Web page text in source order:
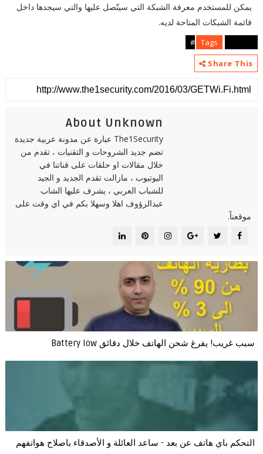
يمكن للمستخدم معرفة الشبكة التي سيتّصل عليها والتي سيجدها داخل
قائمة الشبكات المتاحة لديه.
Tags
Share This
About Unknown
The1Security عبارة عن مدونة عربية جديدة
تضم جديد الشروحات و التقنيات ، تقدم من
خلال مقالات او حلقات على قناتنا في
اليوتيوب ، مازالت تقدم الجديد و الجيد
للشباب العربي ، يشرف عليها الشاب
عبدالرؤوف اهلا وسهلا بكم في اي وقت على
موقعناً.
سبب غريب! يفرغ شحن الهاتف خلال دقائق Battery low
التحكم باي هاتف عن بعد - ساعد العائلة و الأصدقاء باصلاح هواتفهم